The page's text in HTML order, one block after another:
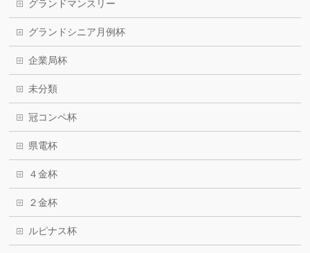
グランドマンスリー
グランドシニア月例杯
企業局杯
未分類
冠コンペ杯
県電杯
４金杯
２金杯
ルピナス杯